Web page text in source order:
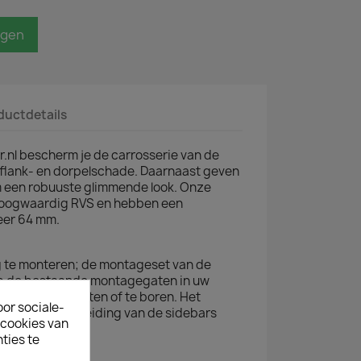
bescherm je de carrosserie van de
en dorpelschade. Daarnaast geven
robuuste glimmende look. Onze
RVS en hebben een
64 mm.
monteren; de montageset van de
de bestaande montagegaten in uw
niets af te meten of te boren. Het
van de sidebars
sociale-
van
te